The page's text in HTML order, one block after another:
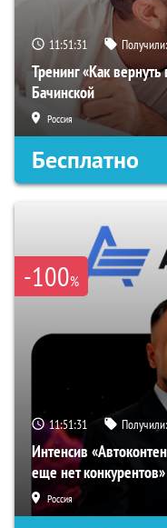
11:51:31
Тренинг «Как вернуть
Бачинской
Россия
Бесплатно
-100%
11:51:31 Получили:
Интенсив
еще нет конкурентов»
Россия